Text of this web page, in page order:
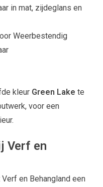
in mat, zijdeglans en
Weerbestendig
kleur Green Lake te
voor een
Verf en
en Behangland een